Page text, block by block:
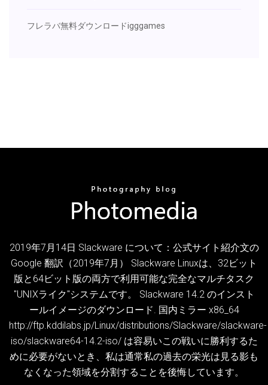
フレラバ無料ダウンロードigggames
2019年7月14日 Slackware について：公式サイト紹介文の
Google 翻訳（2019年7月） Slackware Linuxは、32ビット
版と64ビット版の両方で利用可能な完全なマルチタスク
"UNIXライク"システムです。 Slackware 14.2 のインスト
ールイメージのダウンロード. 国内ミラー x86_64
http://ftp.kddilabs.jp/Linux/distributions/Slackware/slackware-
iso/slackware64-14.2-iso/ は容易いこの戦いに勝利するた
めに必要がないとき、私は通常私の過去の栄光は見る影も
なくなった領域を分割することを後悔しています。